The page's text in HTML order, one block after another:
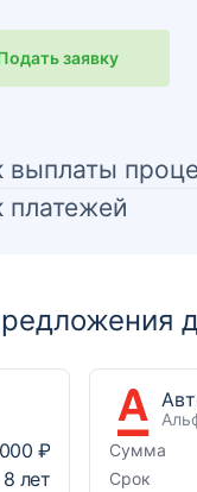
заявку
выплаты
платежей
₽
8 лет
Сумма
Срок